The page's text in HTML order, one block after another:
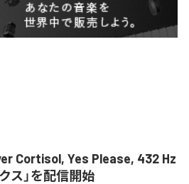
Cortisol, Yes Please, 432 Hz
ス」を配信開始